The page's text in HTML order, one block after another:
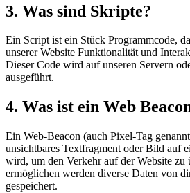
3. Was sind Skripte?
Ein Script ist ein Stück Programmcode,
unserer Website Funktionalität und
Dieser Code wird auf unseren Servern
ausgeführt.
4. Was ist ein Web
Ein Web-Beacon (auch Pixel-Tag
unsichtbares Textfragment oder Bild auf
wird, um den Verkehr auf der Website zu
ermöglichen werden diverse Daten von
gespeichert.